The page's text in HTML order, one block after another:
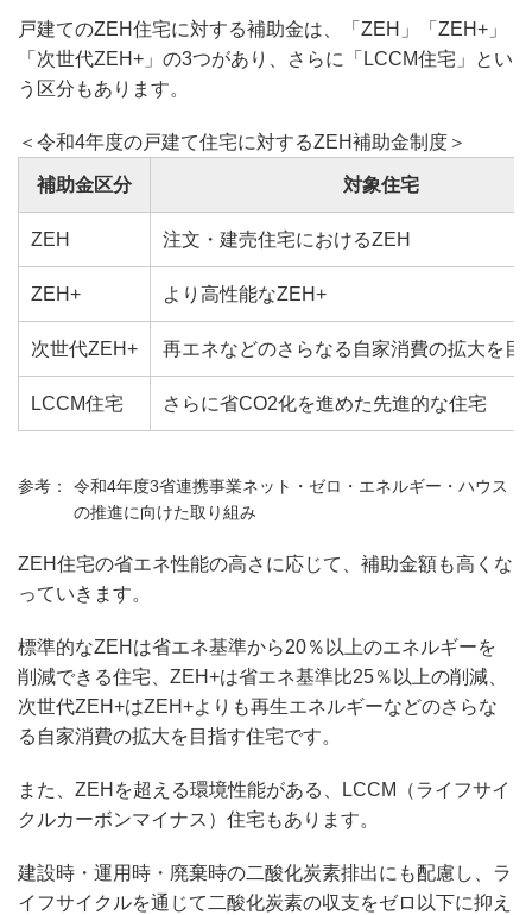
戸建てのZEH住宅に対する補助金は、「ZEH」「ZEH+」
「次世代ZEH+」の3つがあり、さらに「LCCM住宅」とい
う区分もあります。
＜令和4年度の戸建て住宅に対するZEH補助金制度＞
補助金区分 対象住宅
ZEH 注文・建売住宅におけるZEH
ZEH+ より高性能なZEH+
次世代ZEH+ 再エネなどのさらなる自家消費の拡大を目
LCCM住宅 さらに省CO2化を進めた先進的な住宅
令和4年度3省連携事業ネット・ゼロ・エネルギー・ハウス
の推進に向けた取り組み
ZEH住宅の省エネ性能の高さに応じて、補助金額も高くな
っていきます。
標準的なZEHは省エネ基準から20％以上のエネルギーを
削減できる住宅、ZEH+は省エネ基準比25％以上の削減、
次世代ZEH+はZEH+よりも再生エネルギーなどのさらな
る自家消費の拡大を目指す住宅です。
また、ZEHを超える環境性能がある、LCCM（ライフサイ
クルカーボンマイナス）住宅もあります。
建設時・運用時・廃棄時の二酸化炭素排出にも配慮し、ラ
イフサイクルを通じて二酸化炭素の収支をゼロ以下に抑え